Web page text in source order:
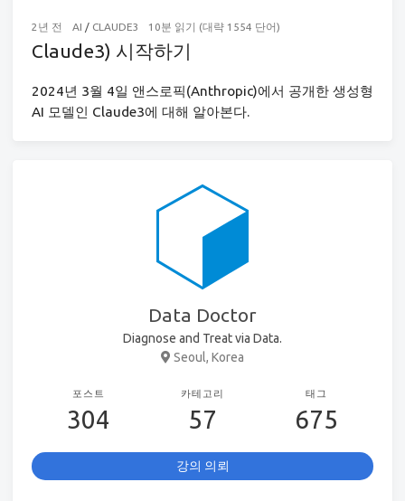
2년 전 AI / CLAUDE3 10분 읽기 (대략 1554 단어)
Claude3) 시작하기
2024년 3월 4일 앤스로픽(Anthropic)에서 공개한 생성형
AI 모델인 Claude3에 대해 알아본다.
Data Doctor
Diagnose and Treat via Data.
Seoul, Korea
포스트
304
카테고리
57
태그
675
강의 의뢰